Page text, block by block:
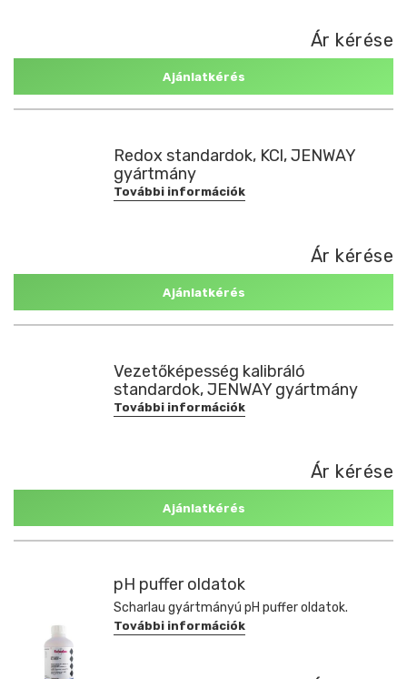
Ár kérése
Ajánlatkérés
Redox standardok, KCl, JENWAY
gyártmány
További információk
Ár kérése
Ajánlatkérés
Vezetőképesség kalibráló
standardok, JENWAY gyártmány
További információk
Ár kérése
Ajánlatkérés
pH puffer oldatok
Scharlau gyártmányú pH puffer oldatok.
További információk